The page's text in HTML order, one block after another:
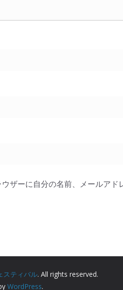
ザーに自分の名前、メールアド
スティバル. All rights reserved.
WordPress.